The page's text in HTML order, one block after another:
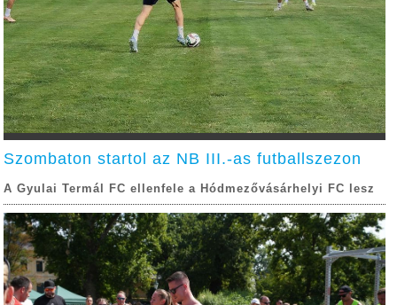
Szombaton startol az NB III.-as futballszezon
A Gyulai Termál FC ellenfele a Hódmezővásárhelyi FC lesz